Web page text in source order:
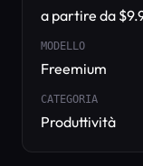
a partire da
MODELLO
Freemium
CATEGORIA
Produttività